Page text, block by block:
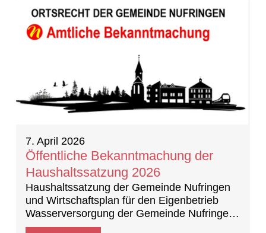
7. April 2026
Öffentliche Bekanntmachung der
Haushaltssatzung 2026
Haushaltssatzung der Gemeinde Nufringen
und Wirtschaftsplan für den Eigenbetrieb
Wasserversorgung der Gemeinde Nufringen
für das Wirtschaftsjahr 2026